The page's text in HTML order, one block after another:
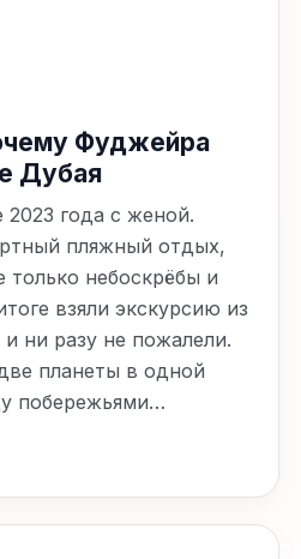
Фуджейра
Дубая
года с женой.
пляжный отдых,
только небоскрёбы и
взяли экскурсию из
ни разу не пожалели.
планеты в одной
побережьями…